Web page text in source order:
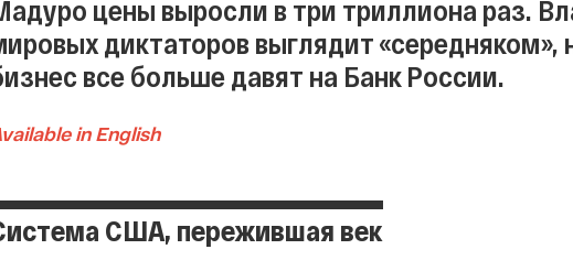
цены выросли в три триллиона раз.
диктаторов выглядит «середняком»,
все больше давят на Банк России.
in English
США, пережившая век